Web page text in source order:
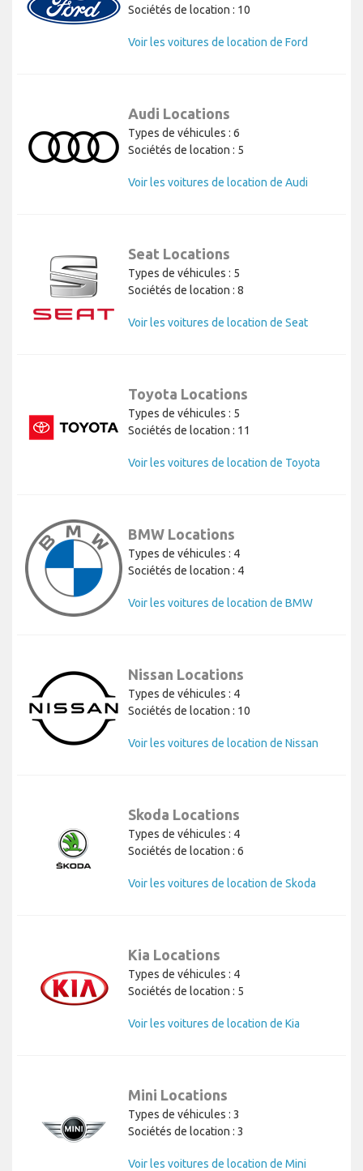
Sociétés de location : 10
Voir les voitures de location de Ford
Audi Locations
Types de véhicules : 6
Sociétés de location : 5
Voir les voitures de location de Audi
Seat Locations
Types de véhicules : 5
Sociétés de location : 8
Voir les voitures de location de Seat
Toyota Locations
Types de véhicules : 5
Sociétés de location : 11
Voir les voitures de location de Toyota
BMW Locations
Types de véhicules : 4
Sociétés de location : 4
Voir les voitures de location de BMW
Nissan Locations
Types de véhicules : 4
Sociétés de location : 10
Voir les voitures de location de Nissan
Skoda Locations
Types de véhicules : 4
Sociétés de location : 6
Voir les voitures de location de Skoda
Kia Locations
Types de véhicules : 4
Sociétés de location : 5
Voir les voitures de location de Kia
Mini Locations
Types de véhicules : 3
Sociétés de location : 3
Voir les voitures de location de Mini